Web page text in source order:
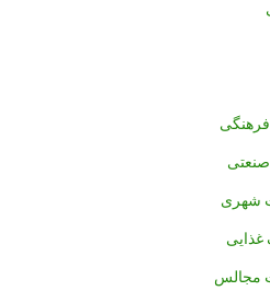
شهری
مجالس